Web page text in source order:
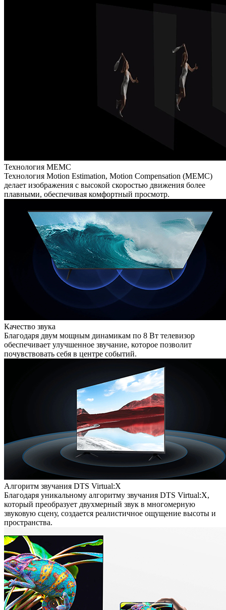
Технология MEMC
Технология Motion Estimation, Motion Compensation (MEMC)
делает изображения с высокой скоростью движения более
плавными, обеспечивая комфортный просмотр.
Качество звука
Благодаря двум мощным динамикам по 8 Вт телевизор
обеспечивает улучшенное звучание, которое позволит
почувствовать себя в центре событий.
Алгоритм звучания DTS Virtual:X
Благодаря уникальному алгоритму звучания DTS Virtual:X,
который преобразует двухмерный звук в многомерную
звуковую сцену, создается реалистичное ощущение высоты и
пространства.